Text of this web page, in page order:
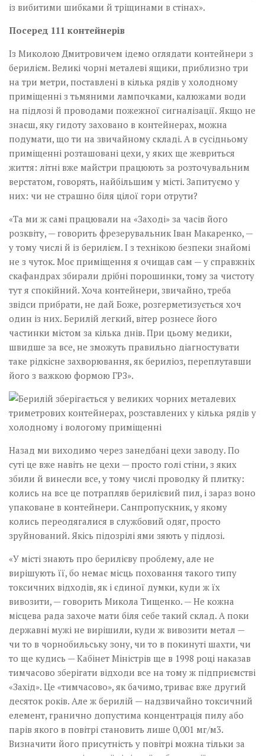
із вибитими шибками й тріщинами в стінах».
Посеред 111 контейнерів
Із Миколою Дмитровичем ідемо оглядати контейнери з
берилієм. Великі чорні металеві ящики, приблизно три
на три метри, поставлені в кілька рядів у холодному
приміщенні з тьмяними лампочками, калюжами води
на підлозі й проводами пожежної сигналізації. Якщо не
знаєш, яку гидоту заховано в контейнерах, можна
подумати, що ти на звичайному складі. А в сусідньому
приміщенні розташовані цехи, у яких ще жевриться
життя: літні вже майстри працюють за розточувальним
верстатом, говорять, найбільшим у місті. Запитуємо у
них: чи не страшно біля цілої гори отрути?
«Та ми ж самі працювали на «Заході» за часів його
розквіту, — говорить фрезерувальник Іван Макаренко, —
у тому числі й із берилієм. І з технікою безпеки знайомі
не з чуток. Моє приміщення я очищав сам — у справжніх
скафандрах збирали дрібні порошинки, тому за чистоту
тут я спокійний. Хоча контейнери, звичайно, треба
звідси прибрати, не дай Боже, розгерметизується хоч
один із них. Берилій легкий, вітер рознесе його
частинки містом за кілька днів. При цьому медики,
швидше за все, не зможуть правильно діагностувати
таке рідкісне захворювання, як бериліоз, переплутавши
його з важкою формою ГРЗ».
Назад ми виходимо через занедбані цехи заводу. По
суті це вже навіть не цехи — просто голі стіни, з яких
збили й винесли все, у тому числі проводку й плитку:
колись на все це потрапляв берилієвий пил, і зараз воно
упаковане в контейнери. Сан­пропускник, у якому
колись переодягалися в службовий одяг, просто
зруйнований. Якісь підозрілі ями зяють у підлозі.
«У місті знають про берилієву проблему, але не
вирішують її, бо немає місць поховання такого типу
токсичних відходів, як і єдиної думки, куди ж їх
вивозити, — говорить Микола Тищенко.­ — Не кожна
місцева рада захоче мати біля себе такий склад. А поки
державні мужі не вирішили, куди ж вивозити метал —
чи то в чорнобильську зону, чи то в покинуті шахти, чи
то ще кудись — Кабінет Міністрів ще в 1998 році наказав
тимчасово зберігати відходи все на тому ж підприємстві
«Захід». Це «тимчасово», як бачимо, триває вже другий
десяток років. Але ж берилій — надзвичайно токсичний
елемент, гранично допустима концентрація пилу або
парів якого в повітрі становить лише 0,001 мг/м3.
Визначити його присутність у повітрі можна тільки за